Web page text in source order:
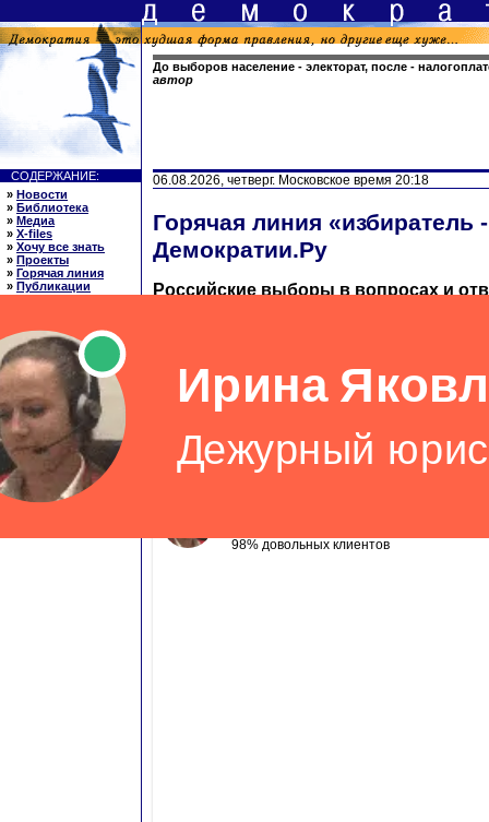
До выборов население - электорат, после -
автор
СОДЕРЖАНИЕ:
» Новости
» Библиотека
» Медиа
» X-files
» Хочу все знать
» Проекты
» Горячая линия
» Публикации
» Ссылки
ССЫЛКИ:
06.08.2026, четверг. Московское время 20:18
Горячая линия «избиратель
Демократии.Ру
Российские выборы в вопросах и